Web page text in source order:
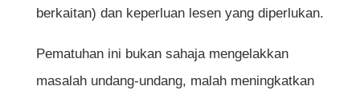
berkaitan) dan keperluan lesen yang diperlukan.
Pematuhan ini bukan sahaja mengelakkan
masalah undang-undang, malah meningkatkan